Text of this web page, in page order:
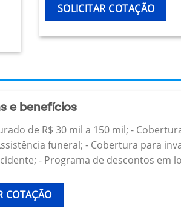
SOLICITAR COTAÇÃO
e benefícios
de R$ 30 mil a 150 mil; -
funeral; - Cobertura para
- Programa de descontos em
COTAÇÃO